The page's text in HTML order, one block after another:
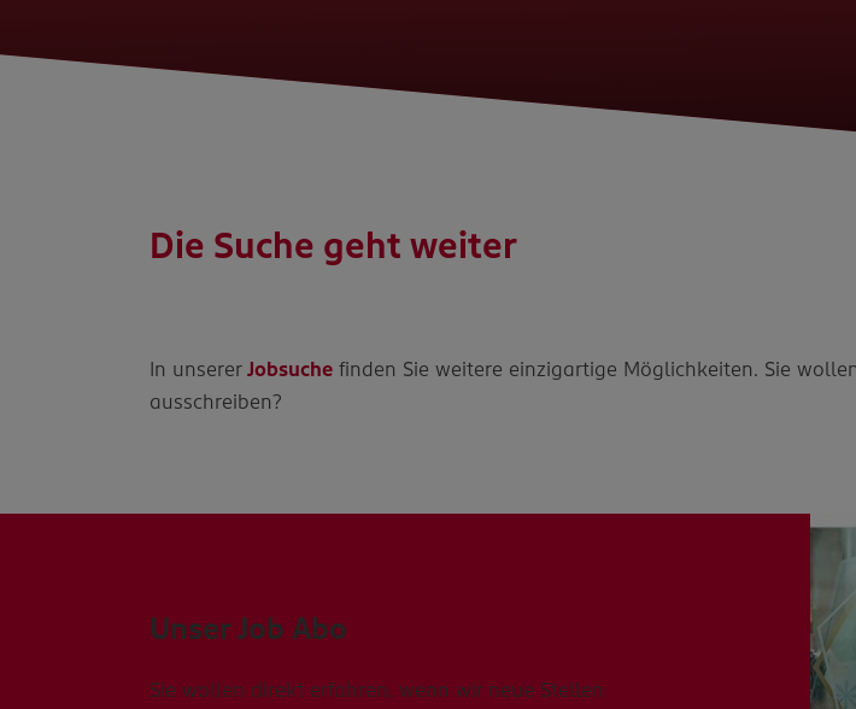
Die Suche geht weiter
In unsererJobsuche finden Sie weitere einzigartige Möglichkeiten. Sie
ausschreiben?
Unser Job Abo
Sie wollen direkt erfahren, wenn wir neue Stellen